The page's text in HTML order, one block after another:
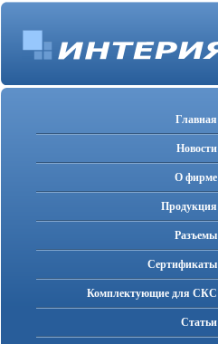
Главная
Новости
О фирме
Продукция
Разъемы
Cертификаты
Комплектующие для СКС
Статьи